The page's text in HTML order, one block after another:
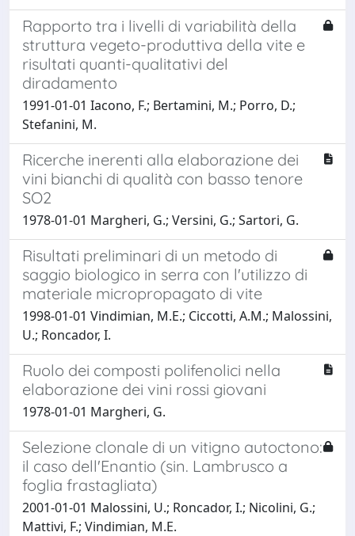
Rapporto tra i livelli di variabilità della
struttura vegeto-produttiva della vite e
risultati quanti-qualitativi del
diradamento
1991-01-01 Iacono, F.; Bertamini, M.; Porro, D.;
Stefanini, M.
Ricerche inerenti alla elaborazione dei
vini bianchi di qualità con basso tenore
SO2
1978-01-01 Margheri, G.; Versini, G.; Sartori, G.
Risultati preliminari di un metodo di
saggio biologico in serra con l'utilizzo di
materiale micropropagato di vite
1998-01-01 Vindimian, M.E.; Ciccotti, A.M.; Malossini,
U.; Roncador, I.
Ruolo dei composti polifenolici nella
elaborazione dei vini rossi giovani
1978-01-01 Margheri, G.
Selezione clonale di un vitigno autoctono:
il caso dell'Enantio (sin. Lambrusco a
foglia frastagliata)
2001-01-01 Malossini, U.; Roncador, I.; Nicolini, G.;
Mattivi, F.; Vindimian, M.E.